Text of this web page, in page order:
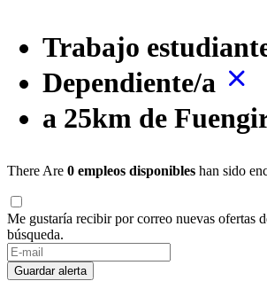
Trabajo
Dependiente/a
a 25km de
There Are 0 empleos disponibles han sido
Me gustaría recibir por correo nuevas ofertas
búsqueda.
Guardar alerta